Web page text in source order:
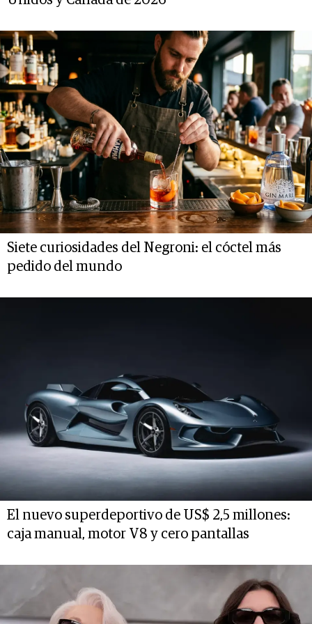
Siete curiosidades del Negroni: el cóctel más
pedido del mundo
El nuevo superdeportivo de US$ 2,5 millones:
caja manual, motor V8 y cero pantallas